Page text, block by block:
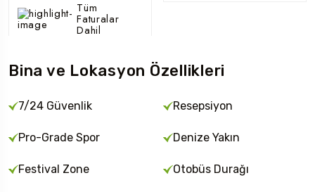
Tüm
Faturalar
Dahil
Bina ve Lokasyon Özellikleri
7/24 Güvenlik
Pro-Grade Spor
Festival Zone
Resepsiyon
Denize Yakın
Otobüs Durağı